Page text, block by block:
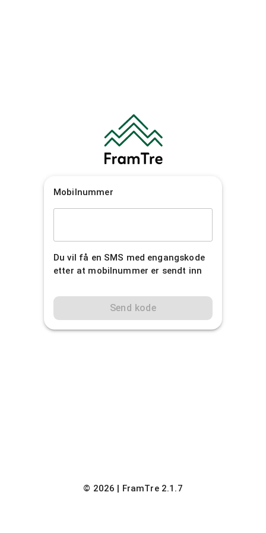
Mobilnummer
Du vil få en SMS med engangskode
etter at mobilnummer er sendt inn
Send kode
© 2026 | FramTre 2.1.7